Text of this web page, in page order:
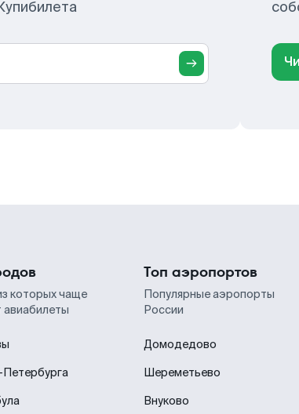
которых чаще
авиабилеты
Топ аэропортов
Популярные аэропорты
России
Домодедово
Шереметьево
Внуково